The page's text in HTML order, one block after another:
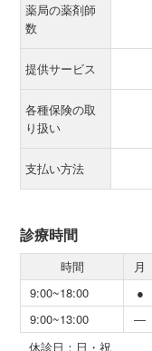
薬局の薬剤師
数
提供サービス
各種保険の取
り扱い
支払い方法
診療時間
時間 月
9:00~18:00
●
9:00~13:00
―
休診日：日・祝